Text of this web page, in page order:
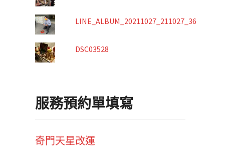
LINE_ALBUM_20211027_211027_36
DSC03528
服務預約單填寫
奇門天星改運